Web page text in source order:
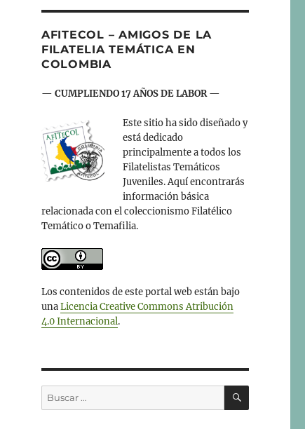
AFITECOL – AMIGOS DE LA
FILATELIA TEMÁTICA EN
COLOMBIA
— CUMPLIENDO 17 AÑOS DE LABOR —
Este sitio ha sido diseñado y
está dedicado
principalmente a todos los
Filatelistas Temáticos
Juveniles. Aquí encontrarás
información básica
relacionada con el coleccionismo Filatélico
Temático o Temafilia.
Los contenidos de este portal web están bajo
unaLicencia Creative Commons Atribución
4.0 Internacional.
Buscar
por:
BUSCAR